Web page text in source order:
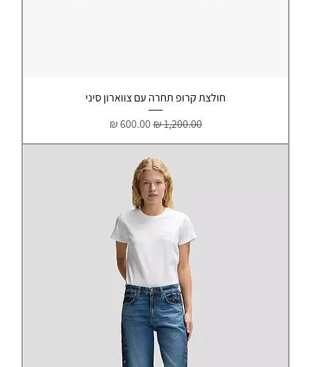
חולצת קרופ תחרה עם צווארון סיני
מחיר רגיל‏1,200.00 ‏₪ מחיר מבצע‏600.00 ‏₪